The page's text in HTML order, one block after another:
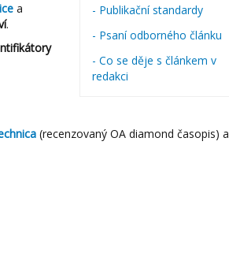
- Publikační standardy
- Psaní odborného článku
- Co se děje s článkem v
redakci
a
.
(recenzovaný OA diamond časopis) a